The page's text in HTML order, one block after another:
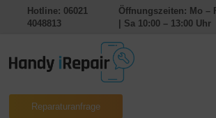
Hotline: 06021
4048813
Öffnungszeiten: Mo –
| Sa 10:00 – 13:00 Uhr
Reparaturanfrage